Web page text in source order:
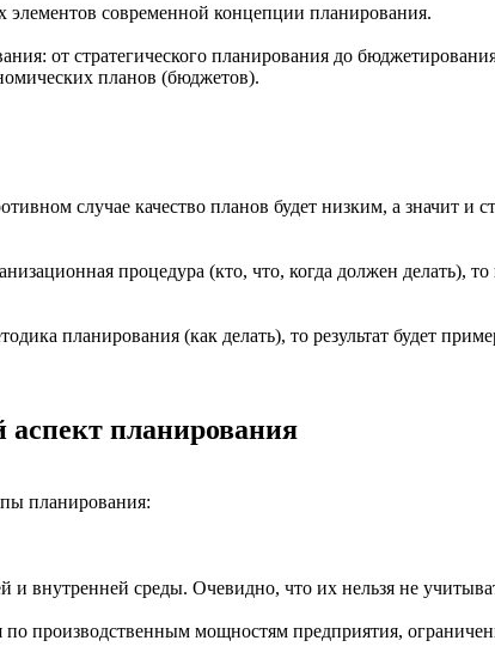
элементов современной концепции планирования.
от стратегического планирования до
планов (бюджетов).
случае качество планов будет низким, а значит и
процедура (кто, что, когда должен делать),
планирования (как делать), то результат будет
аспект планирования
планирования:
среды. Очевидно, что их нельзя не
производственным мощностям предприятия,